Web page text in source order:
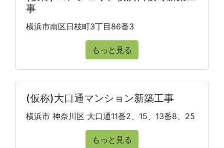
事
横浜市南区日枝町3丁目86番3
もっと見る
(仮称)大口通マンション新築工事
横浜市 神奈川区 大口通11番2、15、13番8、25
もっと見る